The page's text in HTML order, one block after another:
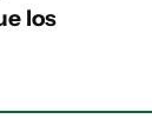
los